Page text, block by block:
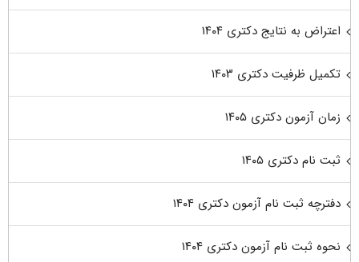
اعتراض به نتایج دکتری ۱۴۰۴
تکمیل ظرفیت دکتری ۱۴۰۳
زمان آزمون دکتری ۱۴۰۵
ثبت نام دکتری ۱۴۰۵
دفترچه ثبت نام آزمون دکتری ۱۴۰۴
نحوه ثبت نام آزمون دکتری ۱۴۰۴